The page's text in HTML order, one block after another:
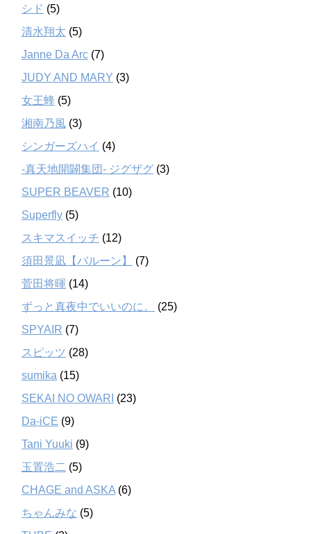
シド (5)
清水翔太 (5)
Janne Da Arc (7)
JUDY AND MARY (3)
女王蜂 (5)
湘南乃風 (3)
シンガーズハイ (4)
-真天地開闢集団- ジグザグ (3)
SUPER BEAVER (10)
Superfly (5)
スキマスイッチ (12)
須田景凪【バルーン】
(7)
菅田将暉 (14)
ずっと真夜中でいいのに。
(25)
SPYAIR (7)
スピッツ (28)
sumika (15)
SEKAI NO OWARI (23)
Da-iCE (9)
Tani Yuuki (9)
玉置浩二 (5)
CHAGE and ASKA (6)
ちゃんみな (5)